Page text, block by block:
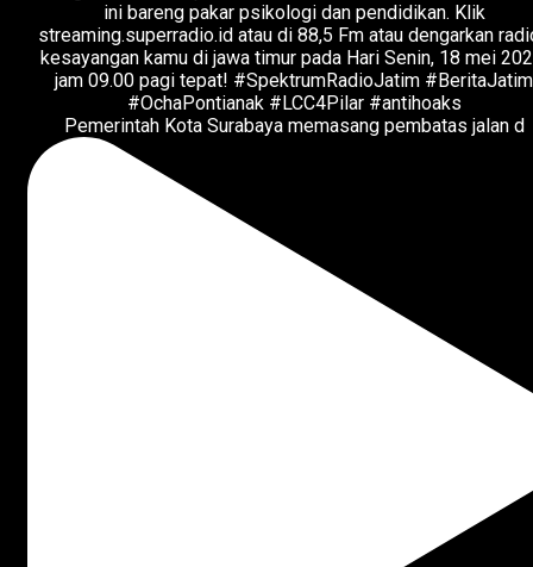
Pemerintah Kota Surabaya memasang pembatas jalan d